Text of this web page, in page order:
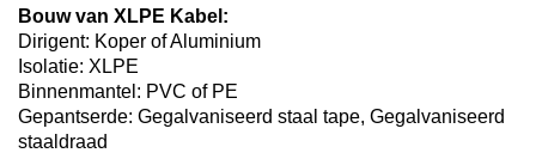
Bouw van XLPE Kabel:
Dirigent: Koper of Aluminium
Isolatie: XLPE
Binnenmantel: PVC of PE
Gepantserde: Gegalvaniseerd staal tape, Gegalvaniseerd
staaldraad